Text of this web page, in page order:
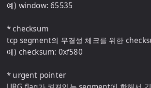
예) window: 65535
* checksum
tcp segment의 무결성 체크를 위한
예) checksum: 0xf580
* urgent pointer